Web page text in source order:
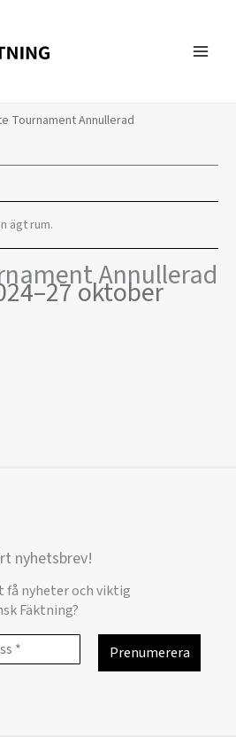
Tournament Annullerad
ägt rum.
Annullerad
–27 oktober
nyhetsbrev!
få nyheter och viktig
Fäktning?